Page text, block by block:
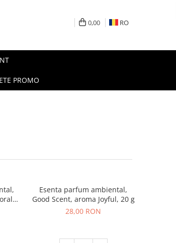
0,00 RO
PROMO
Esenta parfum ambiental,
Good Scent, aroma Joyful, 20 g
28,00 RON